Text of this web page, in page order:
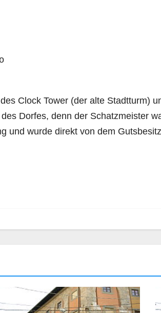
Clock Tower (der alte Stadtturm)
Dorfes, denn der Schatzmeister
und wurde direkt von dem